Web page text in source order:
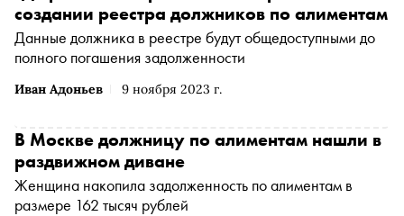
Иван Адоньев 9 ноября 2023 г.
создании реестра должников по алиментам
Данные должника в реестре будут общедоступными до
полного погашения задолженности
В Москве должницу по алиментам нашли в
раздвижном диване
Женщина накопила задолженность по алиментам в
размере 162 тысяч рублей